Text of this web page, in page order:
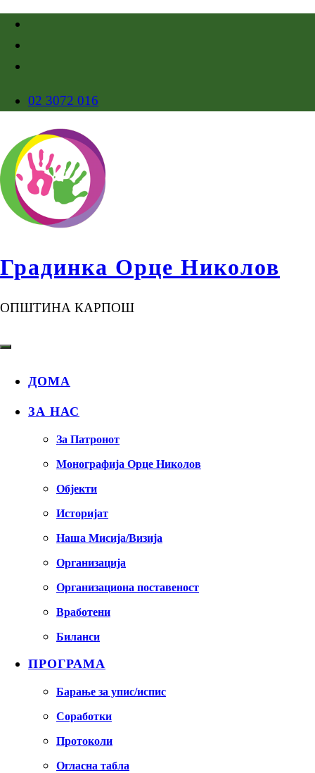
02 3072 016
Градинка Орце Николов
ОПШТИНА КАРПОШ
ДОМА
ЗА НАС
За Патронот
Монографија Орце Николов
Објекти
Историјат
Наша Мисија/Визија
Организација
Организациона поставеност
Вработени
Биланси
ПРОГРАМА
Барање за упис/испис
Соработки
Протоколи
Огласна табла